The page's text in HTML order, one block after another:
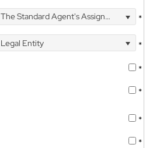
The Standard Agent's Assignment
*
Legal Entity
*
*
*
*
*